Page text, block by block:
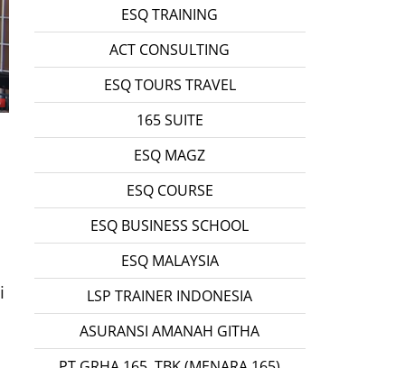
ESQ TRAINING
ACT CONSULTING
ESQ TOURS TRAVEL
165 SUITE
ESQ MAGZ
ESQ COURSE
ESQ BUSINESS SCHOOL
ESQ MALAYSIA
LSP TRAINER INDONESIA
ASURANSI AMANAH GITHA